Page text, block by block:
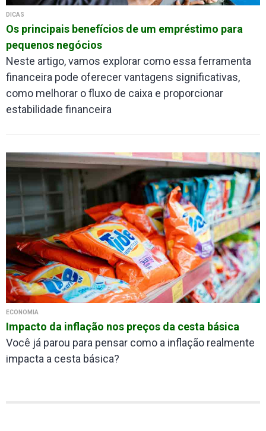
DICAS
Os principais benefícios de um empréstimo para
pequenos negócios
Neste artigo, vamos explorar como essa ferramenta
financeira pode oferecer vantagens significativas,
como melhorar o fluxo de caixa e proporcionar
estabilidade financeira
ECONOMIA
Impacto da inflação nos preços da cesta básica
Você já parou para pensar como a inflação realmente
impacta a cesta básica?